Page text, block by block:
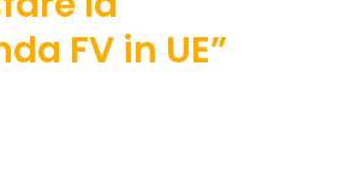
FV in UE”